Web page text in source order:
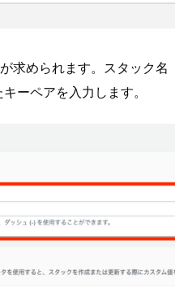
求められます。スタック名
ーペアを入力します。